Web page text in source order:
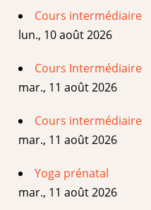
Cours intermédiaire
lun., 10 août 2026
Cours Intermédiaire
mar., 11 août 2026
Cours intermédiaire
mar., 11 août 2026
Yoga prénatal
mar., 11 août 2026